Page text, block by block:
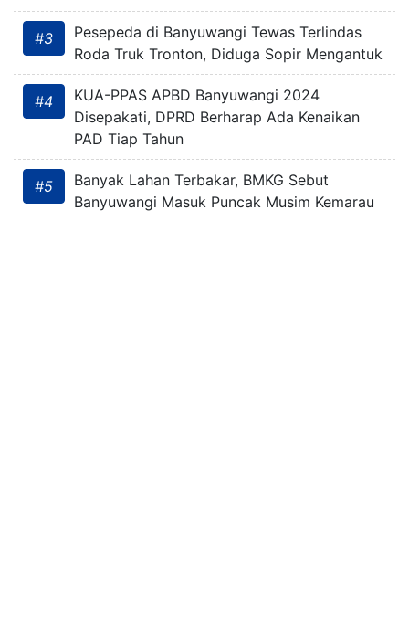
#3
Pesepeda di Banyuwangi Tewas Terlindas
Roda Truk Tronton, Diduga Sopir Mengantuk
#4
KUA-PPAS APBD Banyuwangi 2024
Disepakati, DPRD Berharap Ada Kenaikan
PAD Tiap Tahun
#5
Banyak Lahan Terbakar, BMKG Sebut
Banyuwangi Masuk Puncak Musim Kemarau